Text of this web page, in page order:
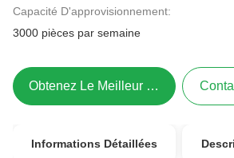
Capacité D'approvisionnement:
3000 pièces par semaine
Obtenez Le Meilleur Prix
Informations Détaillées